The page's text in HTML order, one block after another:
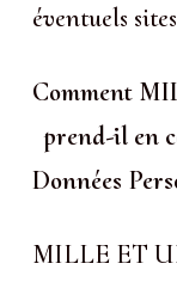
éventuels
Comment
prend-il en
Données
MILLE ET